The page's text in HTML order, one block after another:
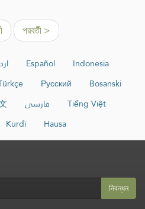
পরবর্তী >
Español
Indonesia
Русский
Bosanski
فارسی
Tiếng Việt
Kurdî Hausa
নিবন্ধন